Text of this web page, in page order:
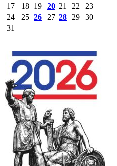
17
18 19 20 21 22
23
24
25 26 27 28 29
30
31